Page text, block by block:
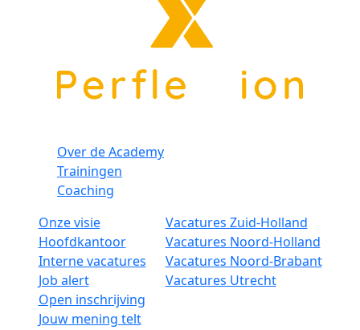
Over de Academy
Trainingen
Coaching
Onze visie
Hoofdkantoor
Interne vacatures
Job alert
Open inschrijving
Jouw mening telt
Vacatures Zuid-Holland
Vacatures Noord-Holland
Vacatures Noord-Brabant
Vacatures Utrecht